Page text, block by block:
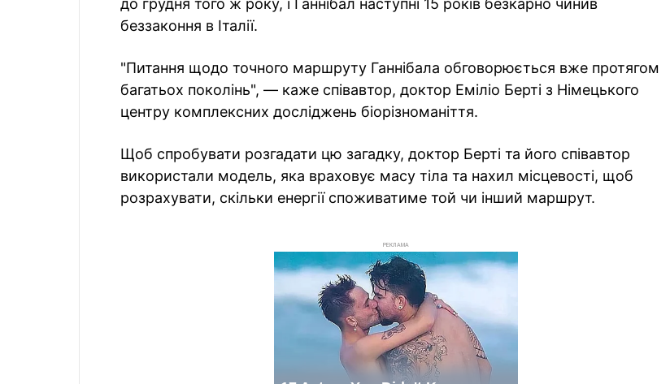
до грудня того ж року, і Ганнібал наступні 15 років безкарно чинив
беззаконня в Італії.
"Питання щодо точного маршруту Ганнібала обговорюється вже протягом
багатьох поколінь", — каже співавтор, доктор Еміліо Берті з Німецького
центру комплексних досліджень біорізноманіття.
Щоб спробувати розгадати цю загадку, доктор Берті та його співавтор
використали модель, яка враховує масу тіла та нахил місцевості, щоб
розрахувати, скільки енергії споживатиме той чи інший маршрут.
РЕКЛАМА